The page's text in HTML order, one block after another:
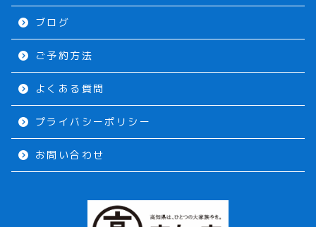
ブログ
ご予約方法
よくある質問
プライバシーポリシー
お問い合わせ